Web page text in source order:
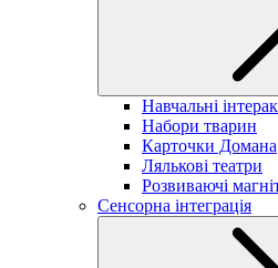
Навчальні
Набори тварин
Карточки Домана
Лялькові театри
Розвиваючі
Сенсорна інтеграція